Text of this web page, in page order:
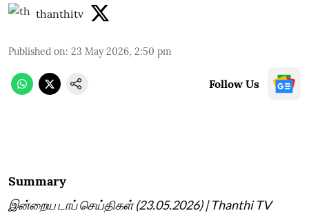
thanthitv
Published on: 23 May 2026, 2:50 pm
Follow Us
Summary
இன்றைய டாப் செய்திகள் (23.05.2026) | Thanthi TV